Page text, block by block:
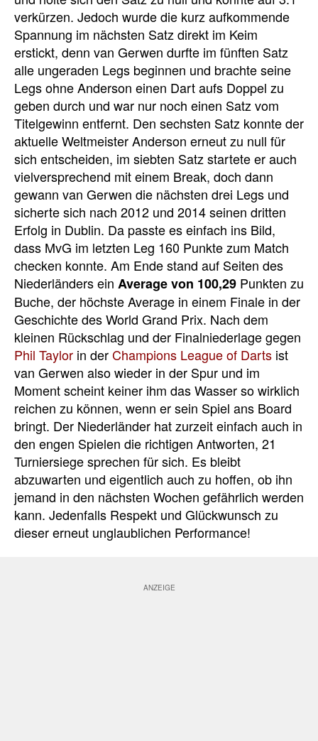
verkürzen. Jedoch wurde die kurz aufkommende
Spannung im nächsten Satz direkt im Keim
erstickt, denn van Gerwen durfte im fünften Satz
alle ungeraden Legs beginnen und brachte seine
Legs ohne Anderson einen Dart aufs Doppel zu
geben durch und war nur noch einen Satz vom
Titelgewinn entfernt. Den sechsten Satz konnte der
aktuelle Weltmeister Anderson erneut zu null für
sich entscheiden, im siebten Satz startete er auch
vielversprechend mit einem Break, doch dann
gewann van Gerwen die nächsten drei Legs und
sicherte sich nach 2012 und 2014 seinen dritten
Erfolg in Dublin. Da passte es einfach ins Bild,
dass MvG im letzten Leg 160 Punkte zum Match
checken konnte. Am Ende stand auf Seiten des
Niederländers ein Average von 100,29 Punkten zu
Buche, der höchste Average in einem Finale in der
Geschichte des World Grand Prix. Nach dem
kleinen Rückschlag und der Finalniederlage gegen
Phil Taylor in derChampions League of Darts ist
van Gerwen also wieder in der Spur und im
Moment scheint keiner ihm das Wasser so wirklich
reichen zu können, wenn er sein Spiel ans Board
bringt. Der Niederländer hat zurzeit einfach auch in
den engen Spielen die richtigen Antworten, 21
Turniersiege sprechen für sich. Es bleibt
abzuwarten und eigentlich auch zu hoffen, ob ihn
jemand in den nächsten Wochen gefährlich werden
kann. Jedenfalls Respekt und Glückwunsch zu
dieser erneut unglaublichen Performance!